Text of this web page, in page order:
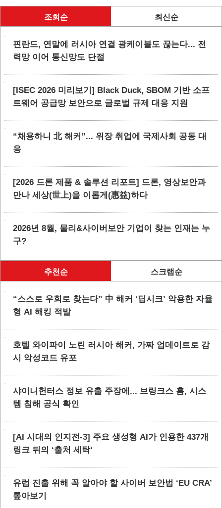
조회순 최신순
핀란드, 연말에 러시아 연결 광케이블도 끊는다... 전
력망 이어 통신망도 단절
[ISEC 2026 미리보기] Black Duck, SBOM 기반 소프
트웨어 공급망 보안으로 글로벌 규제 대응 지원
“채용하니 北 해커”... 위장 취업에 국제사회 공동 대
응
[2026 드론 제품 & 솔루션 리포트] 드론, 영상보안과
만나 세상(世上)을 이롭게(惠益)하다
2026년 8월, 물리&사이버보안 기업이 찾는 인재는 누
구?
추천순 스크랩순
“스스로 우회로 찾는다” 中 해커 ‘딥시크’ 악용한 자율
형 AI 해킹 적발
호텔 와이파이 노린 러시아 해커, 가짜 업데이트로 감
시 악성코드 유포
샤이니헌터스 정보 유출 주장에... 브링크스 홈, 시스
템 침해 공식 확인
[AI 시대의 인지전-3] 주요 생성형 AI가 인용한 437개
링크 뒤의 ‘출처 세탁’
유럽 진출 위해 꼭 알아야 할 사이버 보안법 ‘EU CRA’
톺아보기